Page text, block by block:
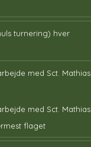
turnering) hver
med Sct. Mathias
med Sct. Mathias
flaget